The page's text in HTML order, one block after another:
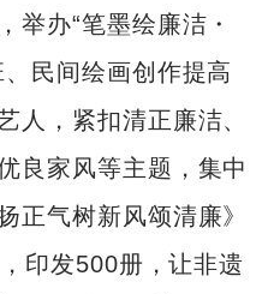
举办“笔墨绘廉洁・
民间绘画创作提高
人，紧扣清正廉洁、
良家风等主题，集中
正气树新风颂清廉》
印发500册，让非遗